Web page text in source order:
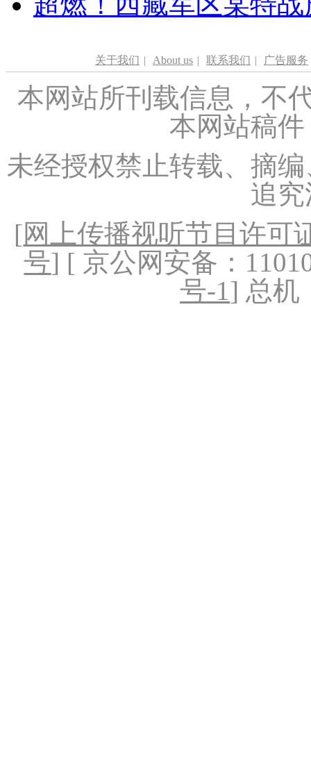
关于我们 | About us | 联系我们 | 广告服务
本网站所刊载信息，不
本网站稿
未经授权禁止转载、摘
追
[网上传播视听节目许可
号] [ 京公网安备：
号-1] 总机